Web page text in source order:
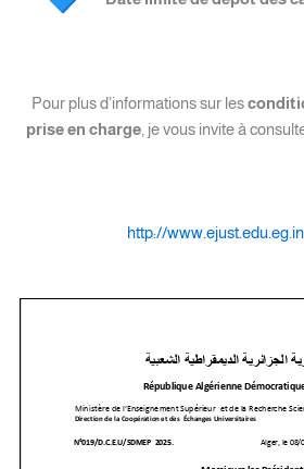
Pour plus d’informations sur les
prise en charge, je vous invite à
http://